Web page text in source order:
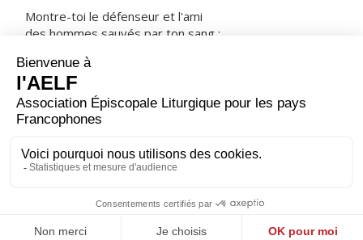
Montre-toi le défenseur et l'ami
des hommes sauvés par ton sang :
dans ta joie et dans ta lumière.
ORAISON
Assiste tes enfants, Seigneur, et montre à ceux qui
t'avoir pour Créateur et Providence : restaure pour eux
ta création, et l'ayant renouvelée, protège-la.